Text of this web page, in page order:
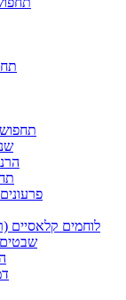
תחפושות
שנות ה-
לוחמים קלאסיים
שבטים